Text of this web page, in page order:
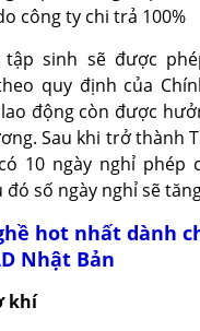
công ty chi trả 100%
tập sinh sẽ được
quy định của
động còn được
Sau khi trở thành
10 ngày nghỉ phép
đó số ngày nghỉ sẽ
hot nhất dành
Nhật Bản
khí